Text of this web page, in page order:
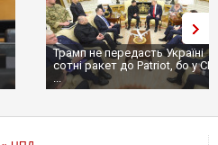
Трамп не передасть Україні
сотні ракет до Patriot, бо у
...